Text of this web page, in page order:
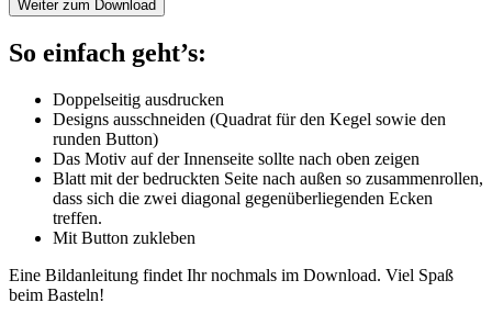
Weiter zum Download
So einfach geht’s:
Doppelseitig ausdrucken
Designs ausschneiden (Quadrat für den Kegel sowie den
runden Button)
Das Motiv auf der Innenseite sollte nach oben zeigen
Blatt mit der bedruckten Seite nach außen so zusammenrollen,
dass sich die zwei diagonal gegenüberliegenden Ecken
treffen.
Mit Button zukleben
Eine Bildanleitung findet Ihr nochmals im Download. Viel Spaß
beim Basteln!